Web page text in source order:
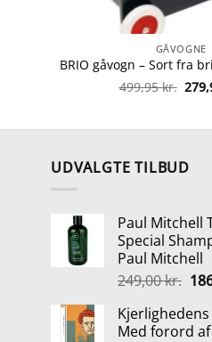
GÅVOGNE
499,95kr. Den
UDVALGTE TILBUD
Paul Mitchell
Special
Paul Mitchell
249,00kr.
var:
Med forord